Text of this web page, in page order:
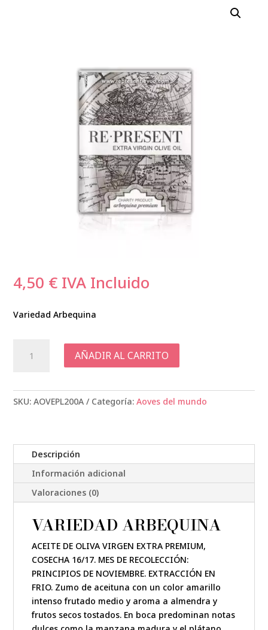
4,50 € IVA Incluido
Variedad Arbequina
Extra
200
Variedad
Arbequina
cantidad
AÑADIR AL CARRITO
SKU:AOVEPL200A Categoría:Aoves del mundo
Descripción
Información adicional
Valoraciones (0)
VARIEDAD ARBEQUINA
ACEITE DE OLIVA VIRGEN EXTRA PREMIUM,
COSECHA 16/17. MES DE RECOLECCIÓN:
PRINCIPIOS DE NOVIEMBRE. EXTRACCIÓN EN
FRIO. Zumo de aceituna con un color amarillo
intenso frutado medio y aroma a almendra y
frutos secos tostados. En boca predominan notas